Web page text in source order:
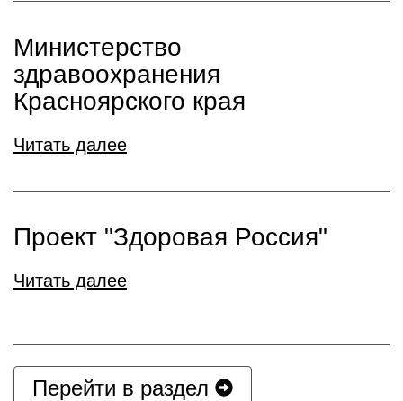
Министерство
здравоохранения
Красноярского края
Читать далее
Проект "Здоровая Россия"
Читать далее
Перейти в раздел